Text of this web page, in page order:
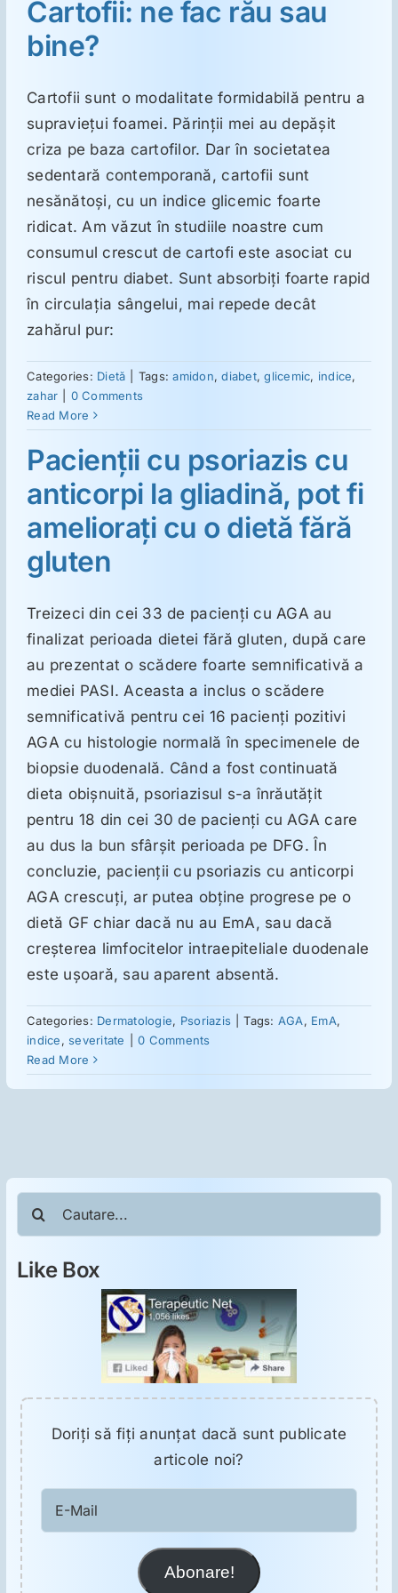
Suplimente
Reumatologie
Ginecologie
Mesajele lui Reichelt
Dietă
ORL
Oncologie
Toxicologie
Antipsihiatrie
Psihoterapie
Antropologie
Cartofii: ne fac rău sau
bine?
Cartofii sunt o modalitate formidabilă pentru a
supravieţui foamei. Părinţii mei au depăşit
criza pe baza cartofilor. Dar în societatea
sedentară contemporană, cartofii sunt
nesănătoşi, cu un indice glicemic foarte
ridicat. Am văzut în studiile noastre cum
consumul crescut de cartofi este asociat cu
riscul pentru diabet. Sunt absorbiţi foarte rapid
în circulaţia sângelui, mai repede decât
zahărul pur:
Categories: Dietă Tags:amidon,diabet,glicemic, indice,
zahar
0 Comments
Read More
Pacienţii cu psoriazis cu
anticorpi la gliadină, pot fi
amelioraţi cu o dietă fără
gluten
Treizeci din cei 33 de pacienţi cu AGA au
finalizat perioada dietei fără gluten, după care
au prezentat o scădere foarte semnificativă a
mediei PASI. Aceasta a inclus o scădere
semnificativă pentru cei 16 pacienţi pozitivi
AGA cu histologie normală în specimenele de
biopsie duodenală. Când a fost continuată
dieta obişnuită, psoriazisul s-a înrăutăţit
pentru 18 din cei 30 de pacienţi cu AGA care
au dus la bun sfârşit perioada pe DFG. În
concluzie, pacienţii cu psoriazis cu anticorpi
AGA crescuţi, ar putea obţine progrese pe o
dietă GF chiar dacă nu au EmA, sau dacă
creşterea limfocitelor intraepiteliale duodenale
este uşoară, sau aparent absentă.
Categories: Dermatologie, Psoriazis Tags: AGA, EmA,
indice, severitate
0 Comments
Read More
Like Box
Doriţi să fiţi anunţat dacă sunt publicate
articole noi?
Mail
Abonare!